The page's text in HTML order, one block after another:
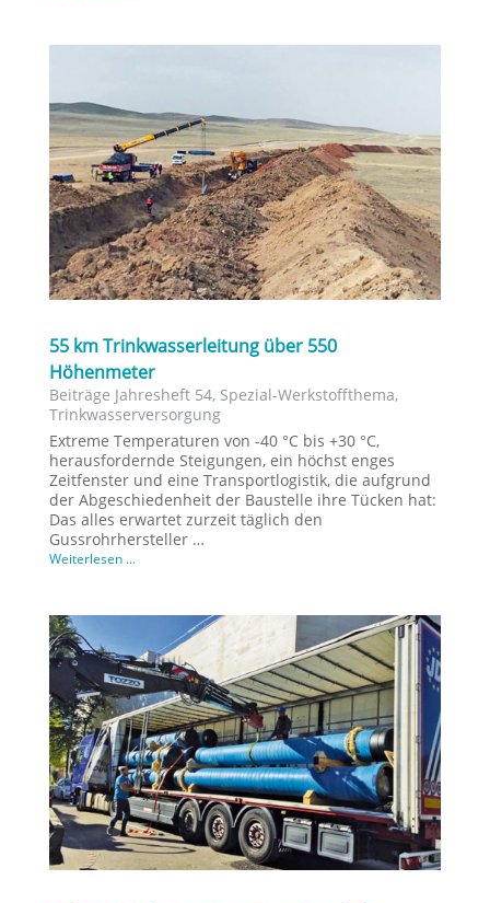
55 km Trinkwasserleitung über 550
Höhenmeter
Beiträge Jahresheft 54, Spezial-Werkstoffthema,
Trinkwasserversorgung
Extreme Temperaturen von -40 °C bis +30 °C,
herausfordernde Steigungen, ein höchst enges
Zeitfenster und eine Transportlogistik, die aufgrund
der Abgeschiedenheit der Baustelle ihre Tücken hat:
Das alles erwartet zurzeit täglich den
Gussrohrhersteller …
Weiterlesen ...